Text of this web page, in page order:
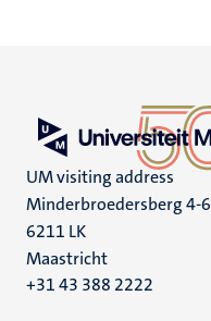
UM visiting address
Minderbroedersberg 4-6
6211 LK
Maastricht
+31 43 388 2222